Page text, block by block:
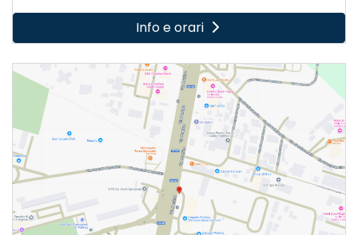
Info e orari